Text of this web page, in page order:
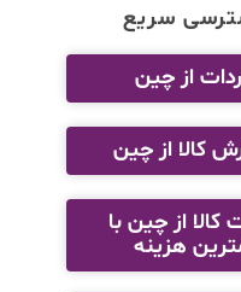
سریع
از چین
کالا از چین
کالا از چین با
هزینه